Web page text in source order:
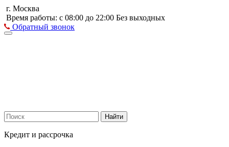
г. Москва
Время работы: с 08:00 до 22:00 Без выходных
Обратный звонок
Найти
Кредит и рассрочка